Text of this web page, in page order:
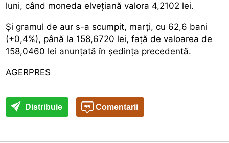
luni, când moneda elvețiană valora 4,2102 lei.
Și gramul de aur s-a scumpit, marți, cu 62,6 bani
(+0,4%), până la 158,6720 lei, față de valoarea de
158,0460 lei anunțată în ședința precedentă.
AGERPRES
Distribuie Comentarii